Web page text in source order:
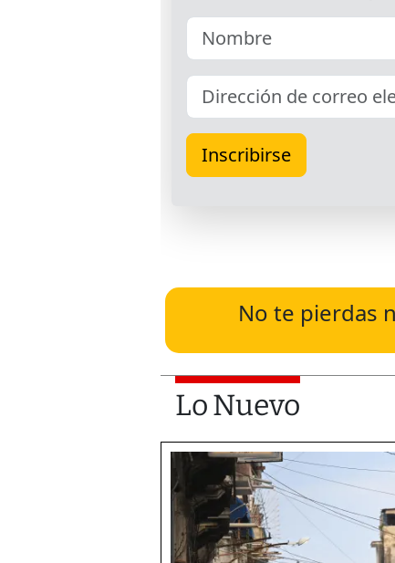
No te pierdas
Lo Nuevo